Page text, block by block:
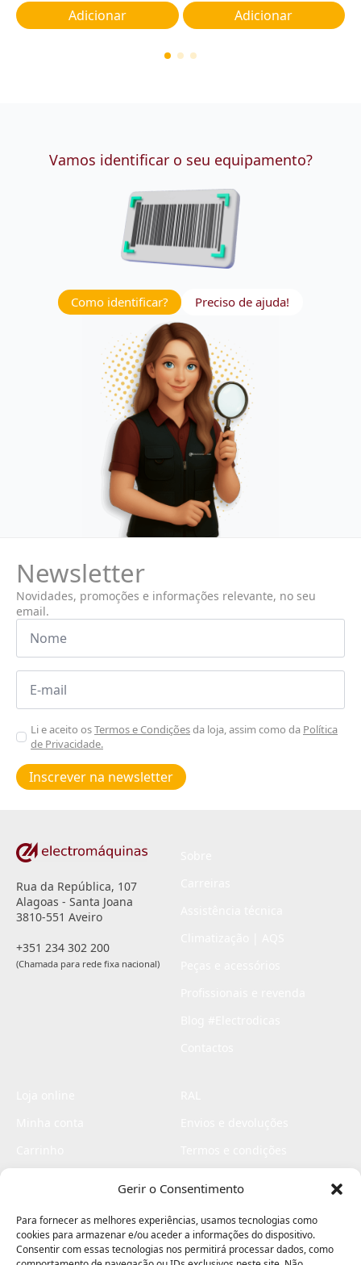
Gerir o Consentimento
Para fornecer as melhores experiências, usamos tecnologias como
cookies para armazenar e/ou aceder a informações do dispositivo.
Consentir com essas tecnologias nos permitirá processar dados, como
Adicionar Adicionar
Vamos identificar o seu equipamento?
Como identificar? Preciso de ajuda!
Newsletter
Novidades, promoções e informações relevante, no seu
email.
Nome
Email
Aceitar
Poiticas
de
privacidade
Li e aceito osTermos e Condiçõesda loja, assim como da Política
de Privacidade.
Inscrever na newsletter
Rua da República, 107
Alagoas - Santa Joana
3810-551 Aveiro
+351 234 302 200
(Chamada para rede fixa nacional)
Livro de elogios